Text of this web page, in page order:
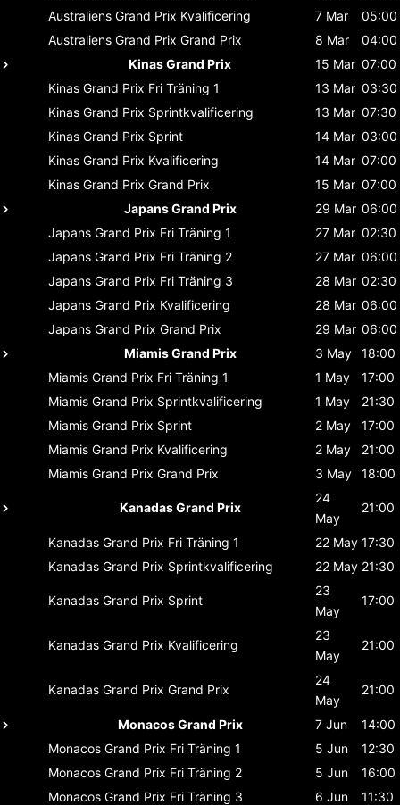
Australiens Grand Prix Kvalificering 7 Mar
05:00
Australiens Grand Prix Grand Prix 8 Mar
04:00
Kinas Grand Prix
15 Mar 07:00
Kinas Grand Prix Fri Träning 1 13 Mar 03:30
Kinas Grand Prix Sprintkvalificering 13 Mar 07:30
Kinas Grand Prix Sprint 14 Mar 03:00
Kinas Grand Prix Kvalificering 14 Mar 07:00
Kinas Grand Prix Grand Prix 15 Mar 07:00
Japans Grand Prix
29 Mar 06:00
Japans Grand Prix Fri Träning 1 27 Mar 02:30
Japans Grand Prix Fri Träning 2 27 Mar 06:00
Japans Grand Prix Fri Träning 3 28 Mar 02:30
Japans Grand Prix Kvalificering 28 Mar 06:00
Japans Grand Prix Grand Prix 29 Mar 06:00
Miamis Grand Prix
3 May
18:00
Miamis Grand Prix Fri Träning 1 1 May
17:00
Miamis Grand Prix Sprintkvalificering 1 May
21:30
Miamis Grand Prix Sprint 2 May
17:00
Miamis Grand Prix Kvalificering 2 May
21:00
Miamis Grand Prix Grand Prix 3 May 18:00
Kanadas Grand Prix
24
May
21:00
Kanadas Grand Prix Fri Träning 1 22 May 17:30
Kanadas Grand Prix Sprintkvalificering 22 May 21:30
Kanadas Grand Prix Sprint
23
May
17:00
Kanadas Grand Prix Kvalificering
23
May
21:00
Kanadas Grand Prix Grand Prix
24
May
21:00
Monacos Grand Prix 7 Jun
14:00
Monacos Grand Prix Fri Träning 1 5 Jun
12:30
Monacos Grand Prix Fri Träning 2 5 Jun
16:00
Monacos Grand Prix Fri Träning 3 6 Jun
11:30